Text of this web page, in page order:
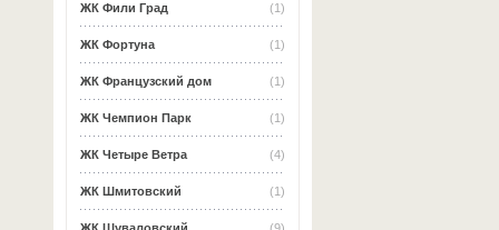
(1)
ЖК Фили Град
(1)
ЖК Фортуна
(1)
ЖК Французский дом
(1)
ЖК Чемпион Парк
(4)
ЖК Четыре Ветра
(1)
ЖК Шмитовский